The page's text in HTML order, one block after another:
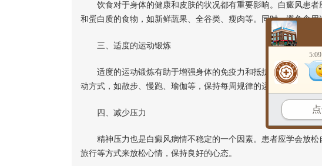
饮食对于身体的健康和皮肤的状况都有重要影响。白癜风患者
和蛋白质的食物，如新鲜蔬果、全谷类、瘦肉等。同时，避免食
三、适度的运动锻炼
适度的运动锻炼有助于增强身体的免疫力和抵抗力，促进身体
动方式，如散步、慢跑、瑜伽等，保持每周规律的运动频率。
四、减少压力
精神压力也是白癜风病情不稳定的一个因素。患者应学会放松
旅行等方式来放松心情，保持良好的心态。